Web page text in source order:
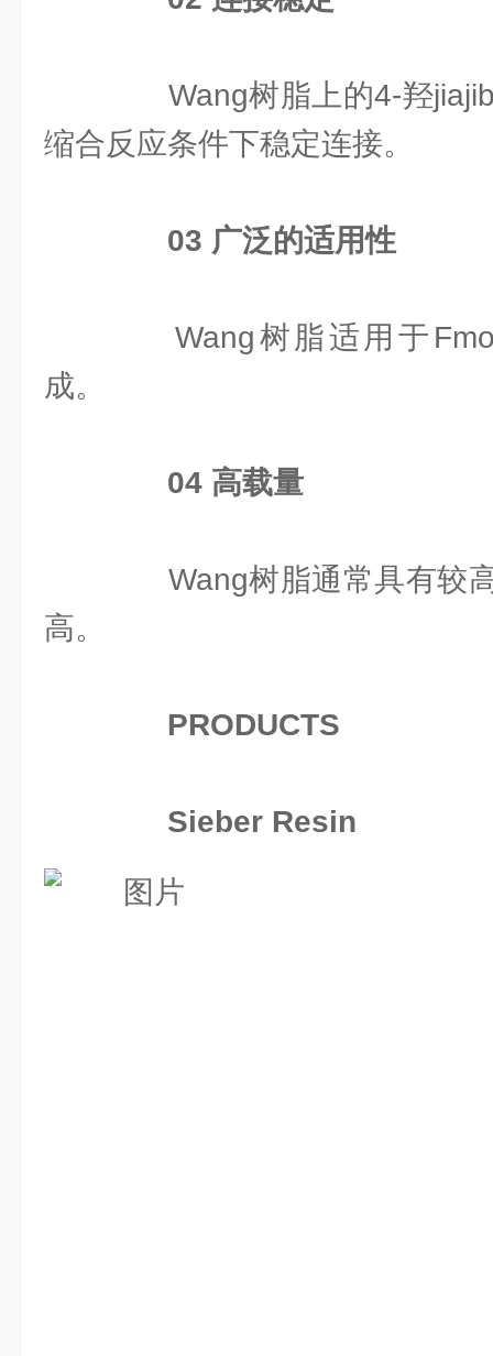
Wang树脂上的4-羟
缩合反应条件下稳定连接。
03 广泛的适用性
Wang树脂适用于
成。
04 高载量
Wang树脂通常具有较高
高。
PRODUCTS
Sieber Resin